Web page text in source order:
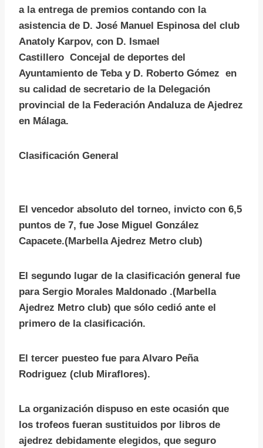
a la entrega de premios contando con la
asistencia de D. José Manuel Espinosa del club
Anatoly Karpov, con D. Ismael
Castillero Concejal de deportes del
Ayuntamiento de Teba y D. Roberto Gómez en
su calidad de secretario de la Delegación
provincial de la Federación Andaluza de Ajedrez
en Málaga.
Clasificación General
El vencedor absoluto del torneo, invicto con 6,5
puntos de 7, fue Jose Miguel González
Capacete.(Marbella Ajedrez Metro club)
El segundo lugar de la clasificación general fue
para Sergio Morales Maldonado .(Marbella
Ajedrez Metro club) que sólo cedió ante el
primero de la clasificación.
El tercer puesteo fue para Alvaro Peña
Rodriguez (club Miraflores).
La organización dispuso en este ocasión que
los trofeos fueran sustituidos por libros de
ajedrez debidamente elegidos, que seguro